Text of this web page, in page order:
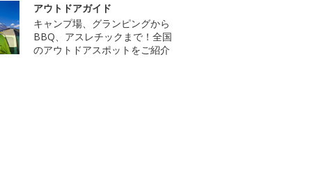
アウトドアガイド
キャンプ場、グランピングから
BBQ、アスレチックまで！全国
のアウトドアスポットをご紹介